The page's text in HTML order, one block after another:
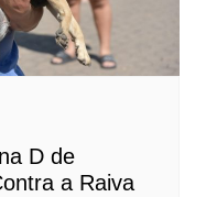
D de
a Raiva